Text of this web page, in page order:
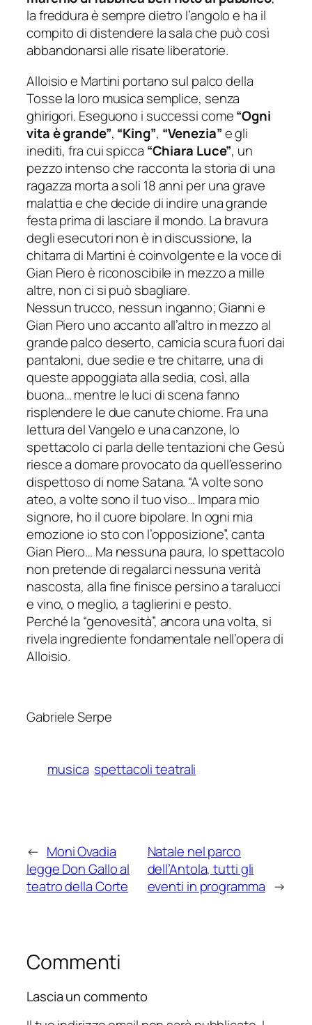
la freddura è sempre dietro l’angolo e ha il
compito di distendere la sala che può così
abbandonarsi alle risate liberatorie.
Alloisio e Martini portano sul palco della
Tosse la loro musica semplice, senza
ghirigori. Eseguono i successi come“Ogni
vita è grande”, “King”, “Venezia”e gli
inediti, fra cui spicca “Chiara Luce”, un
pezzo intenso che racconta la storia di una
ragazza morta a soli 18 anni per una grave
malattia e che decide di indire una grande
festa prima di lasciare il mondo. La bravura
degli esecutori non è in discussione, la
chitarra di Martini è coinvolgente e la voce di
Gian Piero è riconoscibile in mezzo a mille
altre, non ci si può sbagliare.
Nessun trucco, nessun inganno; Gianni e
Gian Piero uno accanto all’altro in mezzo al
grande palco deserto, camicia scura fuori dai
pantaloni, due sedie e tre chitarre, una di
queste appoggiata alla sedia, così, alla
buona… mentre le luci di scena fanno
risplendere le due canute chiome. Fra una
lettura del Vangelo e una canzone, lo
spettacolo ci parla delle tentazioni che Gesù
riesce a domare provocato da quell’esserino
dispettoso di nome Satana. “A volte sono
ateo, a volte sono il tuo viso… Impara mio
signore, ho il cuore bipolare. In ogni mia
emozione io sto con l’opposizione”, canta
Gian Piero… Ma nessuna paura, lo spettacolo
non pretende di regalarci nessuna verità
nascosta, alla fine finisce persino a taralucci
e vino, o meglio, a taglierini e pesto.
Perché la “genovesità”, ancora una volta, si
rivela ingrediente fondamentale nell’opera di
Alloisio.
Gabriele Serpe
musica spettacoli teatrali
← Moni Ovadia
legge Don Gallo al
teatro della Corte
Natale nel parco
dell’Antola, tutti gli
eventi in programma →
Commenti
Lascia un commento